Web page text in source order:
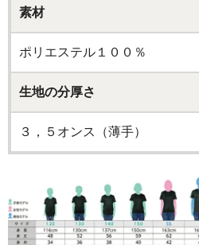
素材
ポリエステル１００％
生地の分厚さ
３，５オンス（薄手）